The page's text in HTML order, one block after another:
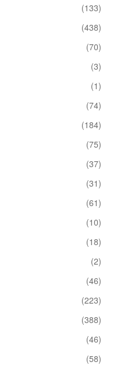
(133)
(438)
(70)
(3)
(1)
(74)
(184)
(75)
(37)
(31)
(61)
(10)
(18)
(2)
(46)
(223)
(388)
(46)
(58)